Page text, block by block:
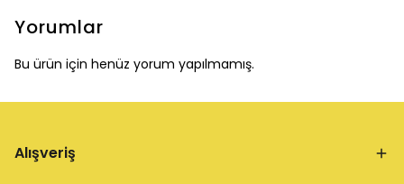
Yorumlar
Bu ürün için henüz yorum yapılmamış.
Alışveriş